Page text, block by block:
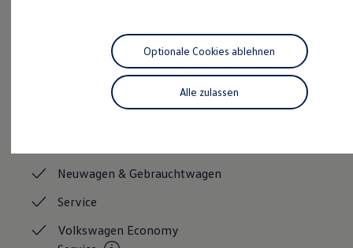
Lifestyle Shop
T-Roc Kollektion
Golf Kollektion
ID. Kollektion
Volkswagen Kollektion
R-Kollektion
Besitzer und Service
Software Updates
Inspektion und HU/AU
Unsere Leistungenim
Neuwagen &Gebrauchtwagen
Service
Volkswagen Economy
Alle zulassen
Optionale Cookies ablehnen